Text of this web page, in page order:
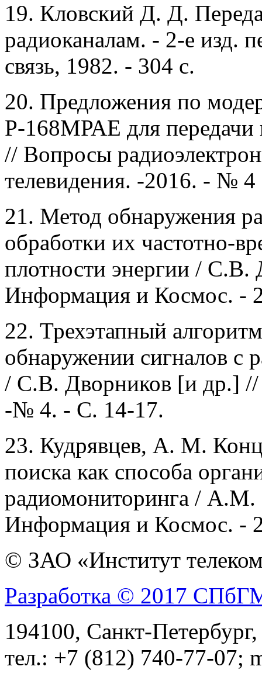
19. Кловский Д. Д.
радиоканалам. - 2-е изд.
связь, 1982. - 304 с.
20. Предложения по
Р-168МРАЕ для
// Вопросы
телевидения. -2016. - №
21. Метод обнаружения
обработки их частотно-
плотности энергии /
Информация и Космос. -
22. Трехэтапный
обнаружении сигналов с
/ С.В. Дворников [и др.]
-№ 4. - С. 14-17.
23. Кудрявцев, А. М.
поиска как способа
радиомониторинга /
Информация и Космос. -
© ЗАО «Институт
Разработка © 2017
194100, Санкт-
тел.: +7 (812) 740-77-07;